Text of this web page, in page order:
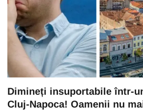
Dimineți insuportabile într-
Cluj-Napoca! Oamenii nu